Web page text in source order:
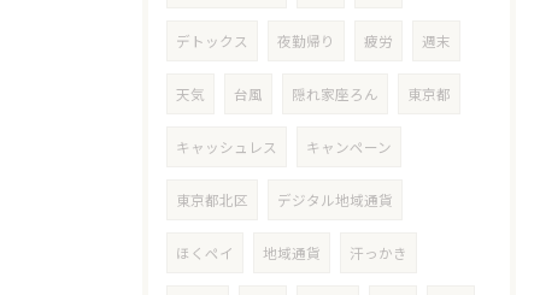
デトックス 夜勤帰り 疲労 週末
天気 台風 隠れ家座ろん 東京都
キャッシュレス キャンペーン
東京都北区 デジタル地域通貨
ほくペイ 地域通貨 汗っかき